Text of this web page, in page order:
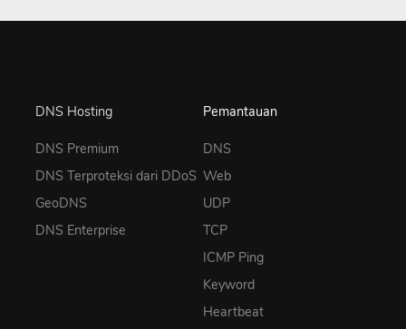
DNS Hosting
DNS Premium
DNS Terproteksi dari DDoS
GeoDNS
DNS Enterprise
Pemantauan
DNS
Web
UDP
TCP
ICMP Ping
Keyword
Heartbeat